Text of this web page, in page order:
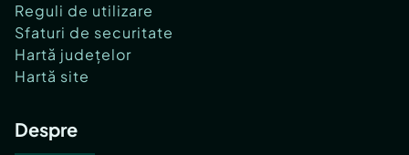
Reguli de utilizare
Sfaturi de securitate
Hartă județelor
Hartă site
Despre